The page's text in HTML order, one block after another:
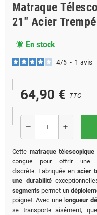
Matraque
21" Acier
notifications_active En stock
4/5 - 1 avis
64,90 € TTC
remove add
Cette matraque
conçue pour offrir une
discrète. Fabriquée enacier
une durabilité
segments permet un
poignet.Avec une longueur
se transporte aisément,